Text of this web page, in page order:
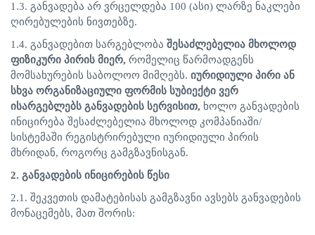
1.3. განვადება არ ვრცელდება 100 (ასი) ლარზე ნაკლები
ღირებულების ნივთებზე.
1.4. განვადებით სარგებლობა შესაძლებელია მხოლოდ
ფიზიკური პირის მიერ, რომელიც წარმოადგენს
მომსახურების საბოლოო მიმღებს. იურიდიული პირი ან
სხვა ორგანიზაციული ფორმის სუბიექტი ვერ
ისარგებლებს განვადების სერვისით, ხოლო განვადების
ინიცირება შესაძლებელია მხოლოდ კომპანიაში/
სისტემაში რეგისტრირებული იურიდიული პირის
მხრიდან, როგორც გამგზავნისგან.
2. განვადების ინიცირების წესი
2.1. შეკვეთის დამატებისას გამგზავნი ავსებს განვადების
მონაცემებს, მათ შორის: